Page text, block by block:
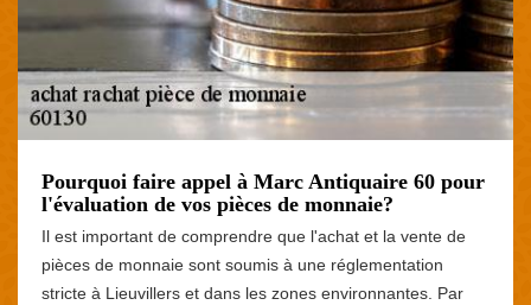
Pourquoi faire appel à Marc Antiquaire 60 pour
l'évaluation de vos pièces de monnaie?
Il est important de comprendre que l'achat et la vente de
pièces de monnaie sont soumis à une réglementation
stricte à Lieuvillers et dans les zones environnantes. Par